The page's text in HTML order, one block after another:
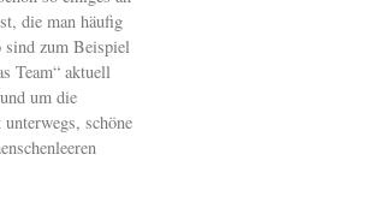
die man häufig
zum Beispiel
Team“ aktuell
um die
schöne